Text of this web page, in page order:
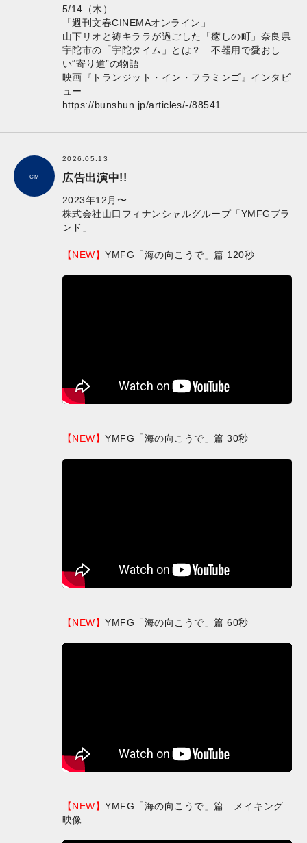
5/14（木）
「週刊文春CINEMAオンライン」
山下リオと祷キララが過ごした「癒しの町」奈良県
宇陀市の「宇陀タイム」とは？ 不器用で愛おし
い“寄り道”の物語
映画『トランジット・イン・フラミンゴ』インタビ
ュー
https://bunshun.jp/articles/-/88541
CM
2026.05.13
広告出演中!!
2023年12月〜
株式会社山口フィナンシャルグループ「YMFGブラ
ンド」
【NEW】YMFG「海の向こうで」篇 120秒
【NEW】YMFG「海の向こうで」篇 30秒
【NEW】YMFG「海の向こうで」篇 60秒
【NEW】YMFG「海の向こうで」篇 メイキング
映像